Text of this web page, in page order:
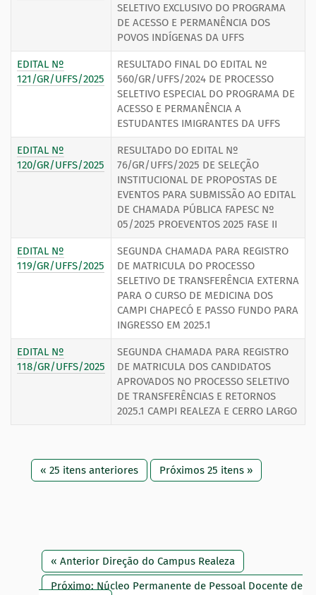
SELETIVO EXCLUSIVO DO PROGRAMA
DE ACESSO E PERMANÊNCIA DOS
POVOS INDÍGENAS DA UFFS
EDITAL Nº
121/GR/UFFS/2025
RESULTADO FINAL DO EDITAL Nº
560/GR/UFFS/2024 DE PROCESSO
SELETIVO ESPECIAL DO PROGRAMA DE
ACESSO E PERMANÊNCIA A
ESTUDANTES IMIGRANTES DA UFFS
EDITAL Nº
120/GR/UFFS/2025
RESULTADO DO EDITAL Nº
76/GR/UFFS/2025 DE SELEÇÃO
INSTITUCIONAL DE PROPOSTAS DE
EVENTOS PARA SUBMISSÃO AO EDITAL
DE CHAMADA PÚBLICA FAPESC Nº
05/2025 PROEVENTOS 2025 FASE II
EDITAL Nº
119/GR/UFFS/2025
SEGUNDA CHAMADA PARA REGISTRO
DE MATRICULA DO PROCESSO
SELETIVO DE TRANSFERÊNCIA EXTERNA
PARA O CURSO DE MEDICINA DOS
CAMPI CHAPECÓ E PASSO FUNDO PARA
INGRESSO EM 2025.1
EDITAL Nº
118/GR/UFFS/2025
SEGUNDA CHAMADA PARA REGISTRO
DE MATRICULA DOS CANDIDATOS
APROVADOS NO PROCESSO SELETIVO
DE TRANSFERÊNCIAS E RETORNOS
2025.1 CAMPI REALEZA E CERRO LARGO
« 25 itens anteriores Próximos 25 itens »
« Anterior Direção do Campus Realeza
Próximo: Núcleo Permanente de Pessoal Docente de